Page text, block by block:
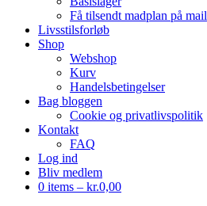
Få tilsendt madplan på mail
Livsstilsforløb
Shop
Webshop
Kurv
Handelsbetingelser
Bag bloggen
Cookie og privatlivspolitik
Kontakt
FAQ
Log ind
Bliv medlem
0 items – kr.0,00